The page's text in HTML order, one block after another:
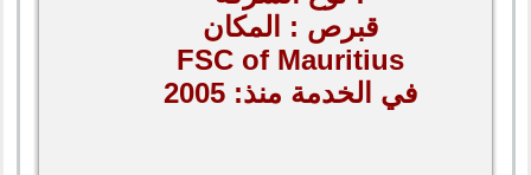
قبرص : المكان
FSC of Mauritius
في الخدمة منذ: 2005